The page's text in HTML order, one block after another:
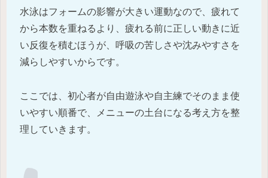
水泳はフォームの影響が大きい運動なので、疲れて
から本数を重ねるより、疲れる前に正しい動きに近
い反復を積むほうが、呼吸の苦しさや沈みやすさを
減らしやすいからです。
ここでは、初心者が自由遊泳や自主練でそのまま使
いやすい順番で、メニューの土台になる考え方を整
理していきます。